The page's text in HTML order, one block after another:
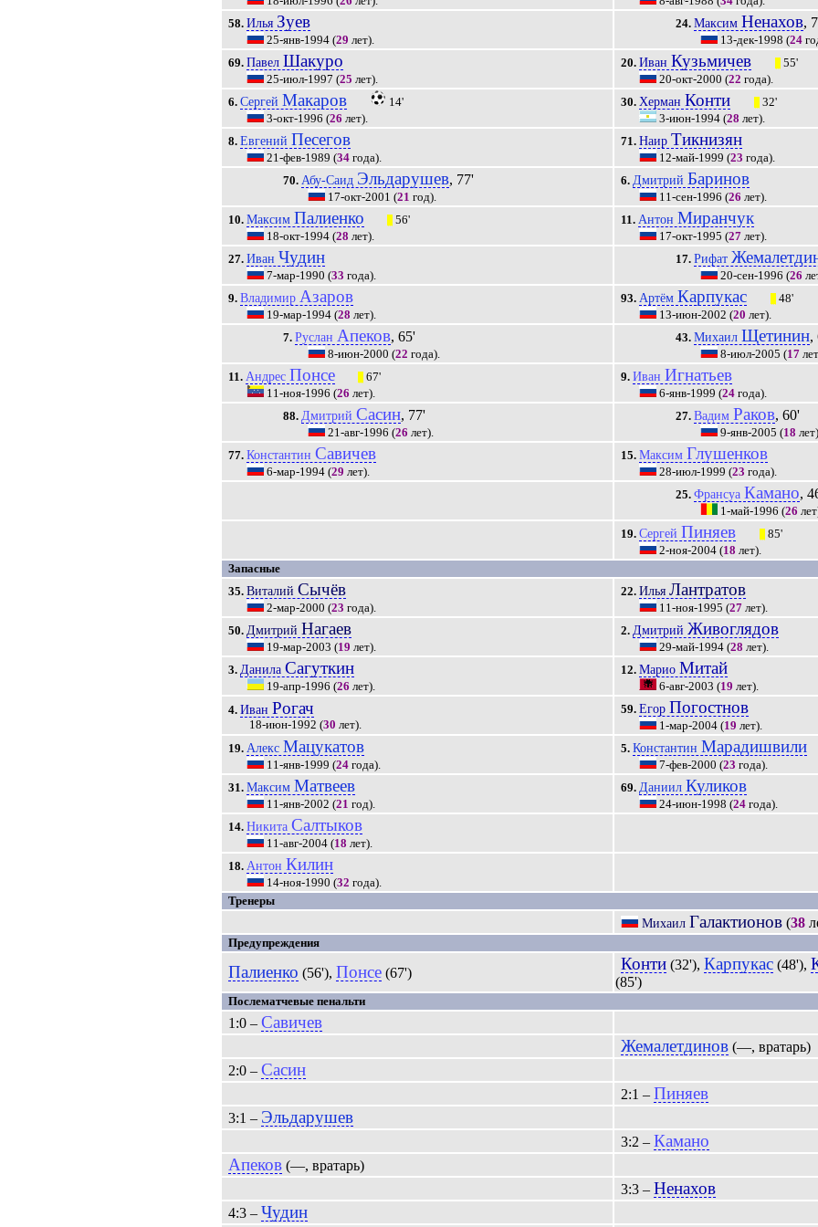
58.Илья Зуев
25-янв-1994 (29 лет).
24.Максим Ненахов,
13-дек-1998 (24
69.Павел Шакуро
25-июл-1997 (25 лет).
20.Иван Кузьмичев
55'
20-окт-2000 (22 года).
6.Сергей Макаров
14'
3-окт-1996 (26 лет).
30.Херман Конти
32'
3-июн-1994 (28 лет).
8.Евгений Песегов
21-фев-1989 (34 года).
71.НаирТикнизян
12-май-1999 (23 года).
70.Абу-Саид Эльдарушев, 77'
17-окт-2001 (21 год).
6.Дмитрий Баринов
11-сен-1996 (26 лет).
10.Максим Палиенко
56'
18-окт-1994 (28 лет).
11.Антон Миранчук
17-окт-1995 (27 лет).
27.Иван Чудин
7-мар-1990 (33 года).
17.Рифат
20-сен-1996 (26
9.Владимир Азаров
19-мар-1994 (28 лет).
93.Артём Карпукас
48'
13-июн-2002 (20 лет).
7.Руслан Апеков, 65'
8-июн-2000 (22 года).
43.Михаил Щетинин,
8-июл-2005 (17
11.Андрес Понсе
67'
11-ноя-1996 (26 лет).
9.Иван Игнатьев
6-янв-1999 (24 года).
88.ДмитрийСасин, 77'
21-авг-1996 (26 лет).
27.Вадим Раков, 60'
9-янв-2005 (18
77.КонстантинСавичев
6-мар-1994 (29 лет).
15.Максим Глушенков
28-июл-1999 (23 года).
25.Франсуа Камано,
1-май-1996 (26
19.Сергей Пиняев
85'
2-ноя-2004 (18 лет).
Запасные
35.ВиталийСычёв
2-мар-2000 (23 года).
22.ИльяЛантратов
11-ноя-1995 (27 лет).
50.Дмитрий Нагаев
19-мар-2003 (19 лет).
2.Дмитрий Живоглядов
29-май-1994 (28 лет).
3.ДанилаСагуткин
19-апр-1996 (26 лет).
12.Марио Митай
6-авг-2003 (19 лет).
4.Иван Рогач
18-июн-1992 (30 лет).
59.Егор Погостнов
1-мар-2004 (19 лет).
19.Алекс Мацукатов
11-янв-1999 (24 года).
5.Константин Марадишвили
7-фев-2000 (23 года).
31.Максим Матвеев
11-янв-2002 (21 год).
69.Даниил Куликов
24-июн-1998 (24 года).
14.НикитаСалтыков
11-авг-2004 (18 лет).
18.Антон Килин
14-ноя-1990 (32 года).
Тренеры
Михаил Галактионов (38
Предупреждения
Палиенко (56'), Понсе (67') Конти (32'), Карпукас (48'),
(85')
Послематчевые пенальти
1:0 –Савичев
Жемалетдинов (—, вратарь)
2:0 –Сасин
2:1 – Пиняев
3:1 – Эльдарушев
3:2 – Камано
Апеков (—, вратарь)
3:3 – Ненахов
4:3 – Чудин